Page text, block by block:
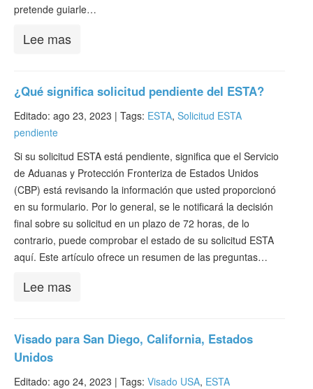
pretende guiarle…
Lee mas
¿Qué significa solicitud pendiente del ESTA?
Editado: ago 23, 2023 | Tags: ESTA, Solicitud ESTA
pendiente
Si su solicitud ESTA está pendiente, significa que el Servicio
de Aduanas y Protección Fronteriza de Estados Unidos
(CBP) está revisando la información que usted proporcionó
en su formulario. Por lo general, se le notificará la decisión
final sobre su solicitud en un plazo de 72 horas, de lo
contrario, puede comprobar el estado de su solicitud ESTA
aquí. Este artículo ofrece un resumen de las preguntas…
Lee mas
Visado para San Diego, California, Estados
Unidos
Editado: ago 24, 2023 | Tags: Visado USA, ESTA